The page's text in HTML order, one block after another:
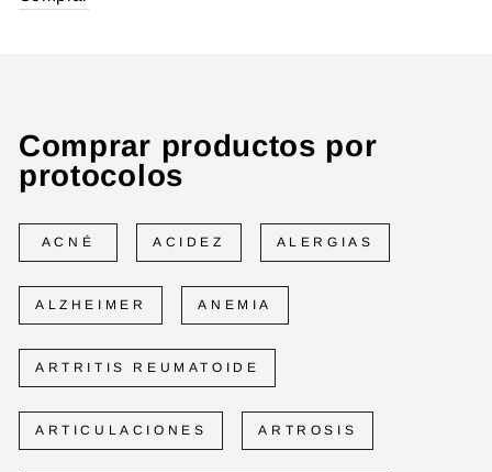
Comprar productos por
protocolos
ACNÉ ACIDEZ ALERGIAS
ALZHEIMER ANEMIA
ARTRITIS REUMATOIDE
ARTICULACIONES ARTROSIS